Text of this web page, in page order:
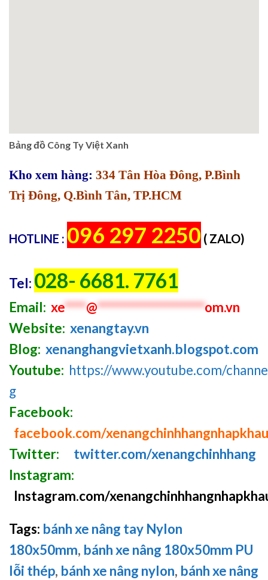
Bảng đồ Công Ty Việt Xanh
Kho xem hàng: 334 Tân Hòa Đông, P.Bình
Trị Đông, Q.Bình Tân, TP.HCM
HOTLINE : 096 297 2250 ( ZALO)
Tel: 028- 6681. 7761
Email: xe****@********************om.vn
Website: xenangtay.vn
Blog: xenanghangvietxanh.blogspot.com
Youtube: https://www.youtube.com/
g
Facebook:
facebook.com/xenangchinhhangnhapkhau
Twitter:
twitter.com/xenangchinhhang
Instagram:
Instagram.com/
Tags: bánh xe nâng tay Nylon
180x50mm, bánh xe nâng 180x50mm PU
lỗi thép, bánh xe nâng nylon, bánh xe nâng